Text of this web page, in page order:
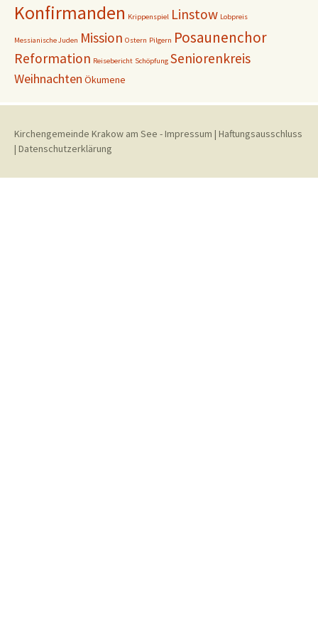
Konfirmanden Krippenspiel Linstow Lobpreis
Messianische Juden Mission Ostern Pilgern Posaunenchor
Reformation Reisebericht Schöpfung Seniorenkreis
Weihnachten Ökumene
Kirchengemeinde Krakow am See -Impressum | Haftungsausschluss
| Datenschutzerklärung